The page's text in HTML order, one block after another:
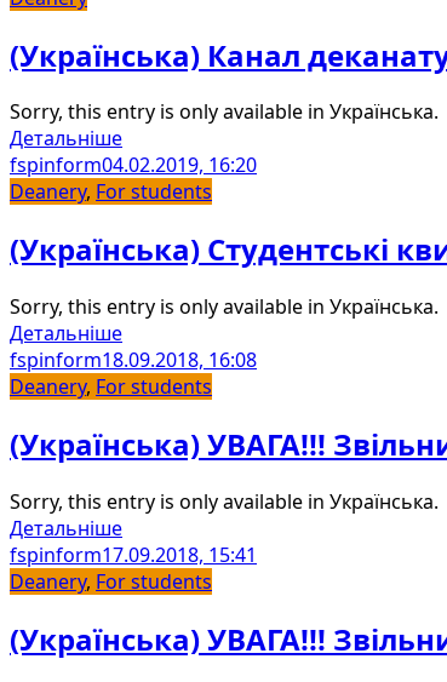
(Українська) Канал
Sorry, this entry is only available in Українська.
Детальніше
fspinform04.02.2019, 16:20
Deanery, For students
(Українська) Студентські
Sorry, this entry is only available in Українська.
Детальніше
fspinform18.09.2018, 16:08
Deanery, For students
(Українська) УВАГА!!!
Sorry, this entry is only available in Українська.
Детальніше
fspinform17.09.2018, 15:41
Deanery, For students
(Українська) УВАГА!!!